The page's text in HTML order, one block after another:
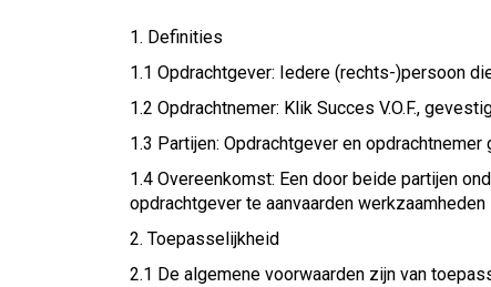
1. Definities
1.1 Opdrachtgever: Iedere (rechts-)persoon
1.2 Opdrachtnemer: Klik Succes V.O.F.,
1.3 Partijen: Opdrachtgever en opdrachtnemer
1.4 Overeenkomst: Een door beide partijen
opdrachtgever te aanvaarden
2. Toepasselijkheid
2.1 De algemene voorwaarden zijn van